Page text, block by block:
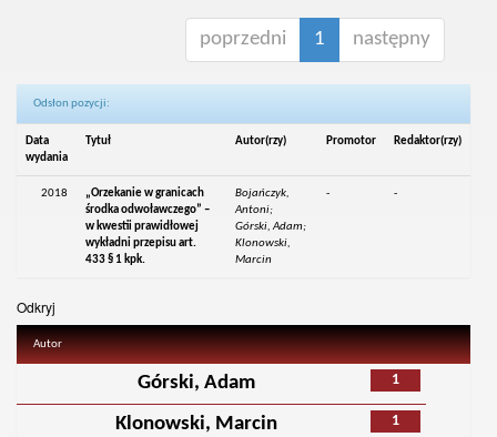
poprzedni 1 następny
Odsłon pozycji:
Data
wydania
Tytuł Autor(rzy) Promotor Redaktor(rzy)
2018
„Orzekanie w granicach
środka odwoławczego” –
w kwestii prawidłowej
wykładni przepisu art.
433 § 1 kpk.
Bojańczyk,
Antoni;
Górski, Adam;
Klonowski,
Marcin
- -
Odkryj
Autor
1
Górski, Adam
1
Klonowski, Marcin